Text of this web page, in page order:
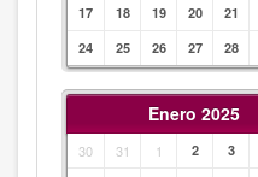
17
18 19 20 21
24
25 26 27 28
Enero 2025
30 31 1 2 3